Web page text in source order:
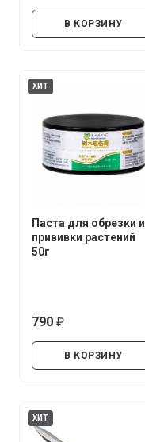
В КОРЗИНУ
ХИТ
Паста для обрезки и
прививки растений
50г
790
В КОРЗИНУ
ХИТ